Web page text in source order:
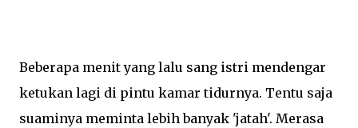
Beberapa menit yang lalu sang istri mendengar
ketukan lagi di pintu kamar tidurnya. Tentu saja
suaminya meminta lebih banyak 'jatah'. Merasa